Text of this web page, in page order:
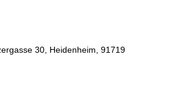
30, Heidenheim, 91719